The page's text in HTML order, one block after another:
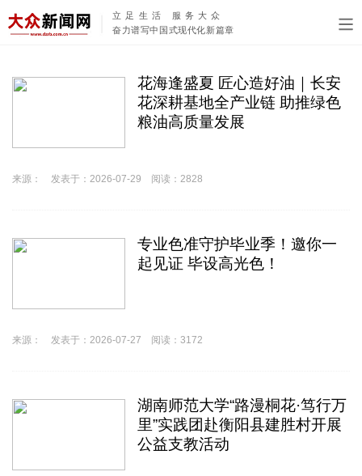
立足生活 服务大众
奋力谱写中国式现代化新篇章
花海逢盛夏 匠心造好油｜长安
花深耕基地全产业链 助推绿色
粮油高质量发展
来源： 发表于：2026-07-29 阅读：2828
​专业色准守护毕业季！邀你一
起见证 毕设高光色！
来源： 发表于：2026-07-27 阅读：3172
湖南师范大学“路漫桐花·笃行万
里”实践团赴衡阳县建胜村开展
公益支教活动